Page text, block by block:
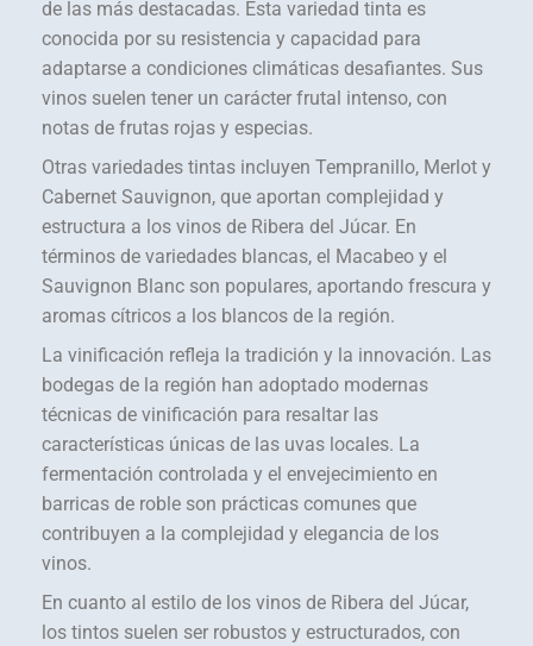
de las más destacadas. Esta variedad tinta es
conocida por su resistencia y capacidad para
adaptarse a condiciones climáticas desafiantes. Sus
vinos suelen tener un carácter frutal intenso, con
notas de frutas rojas y especias.
Otras variedades tintas incluyen Tempranillo, Merlot y
Cabernet Sauvignon, que aportan complejidad y
estructura a los vinos de Ribera del Júcar. En
términos de variedades blancas, el Macabeo y el
Sauvignon Blanc son populares, aportando frescura y
aromas cítricos a los blancos de la región.
La vinificación refleja la tradición y la innovación. Las
bodegas de la región han adoptado modernas
técnicas de vinificación para resaltar las
características únicas de las uvas locales. La
fermentación controlada y el envejecimiento en
barricas de roble son prácticas comunes que
contribuyen a la complejidad y elegancia de los
vinos.
En cuanto al estilo de los vinos de Ribera del Júcar,
los tintos suelen ser robustos y estructurados, con